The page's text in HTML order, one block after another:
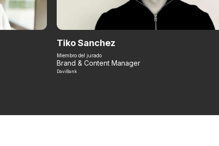
Tiko Sanchez
Miembro del jurado
Brand & Content Manager
DaviBank